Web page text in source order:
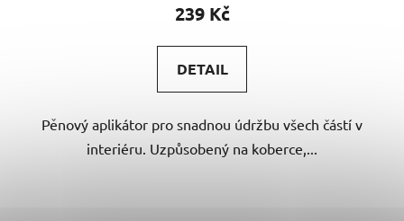
239 Kč
DETAIL
Pěnový aplikátor pro snadnou údržbu všech částí v
interiéru. Uzpůsobený na koberce,...